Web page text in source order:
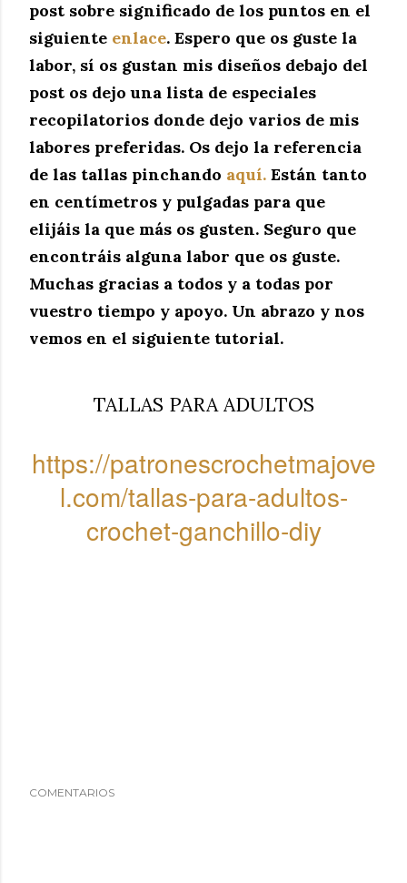
post sobre significado de los puntos en el
siguiente enlace. Espero que os guste la
labor, sí os gustan mis diseños debajo del
post os dejo una lista de especiales
recopilatorios donde dejo varios de mis
labores preferidas. Os dejo la referencia
de las tallas pinchando aquí. Están tanto
en centímetros y pulgadas para que
elijáis la que más os gusten. Seguro que
encontráis alguna labor que os guste.
Muchas gracias a todos y a todas por
vuestro tiempo y apoyo. Un abrazo y nos
vemos en el siguiente tutorial.
TALLAS PARA ADULTOS
https://patronescrochetmajove
l.com/tallas-para-adultos-
crochet-ganchillo-diy
COMENTARIOS